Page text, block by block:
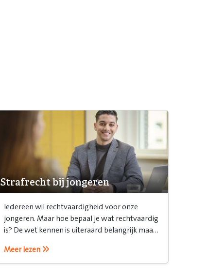
Strafrecht bij jongeren
Iedereen wil rechtvaardigheid voor onze
jongeren. Maar hoe bepaal je wat rechtvaardig
is? De wet kennen is uiteraard belangrijk maar
recht inzet.
Meer lezen